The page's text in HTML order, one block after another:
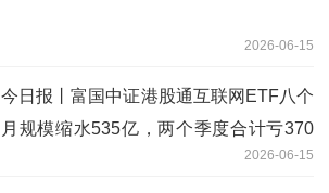
2026-06-15
今日报丨富国中证港股通互联网ETF八个
月规模缩水535亿，两个季度合计亏370
2026-06-15